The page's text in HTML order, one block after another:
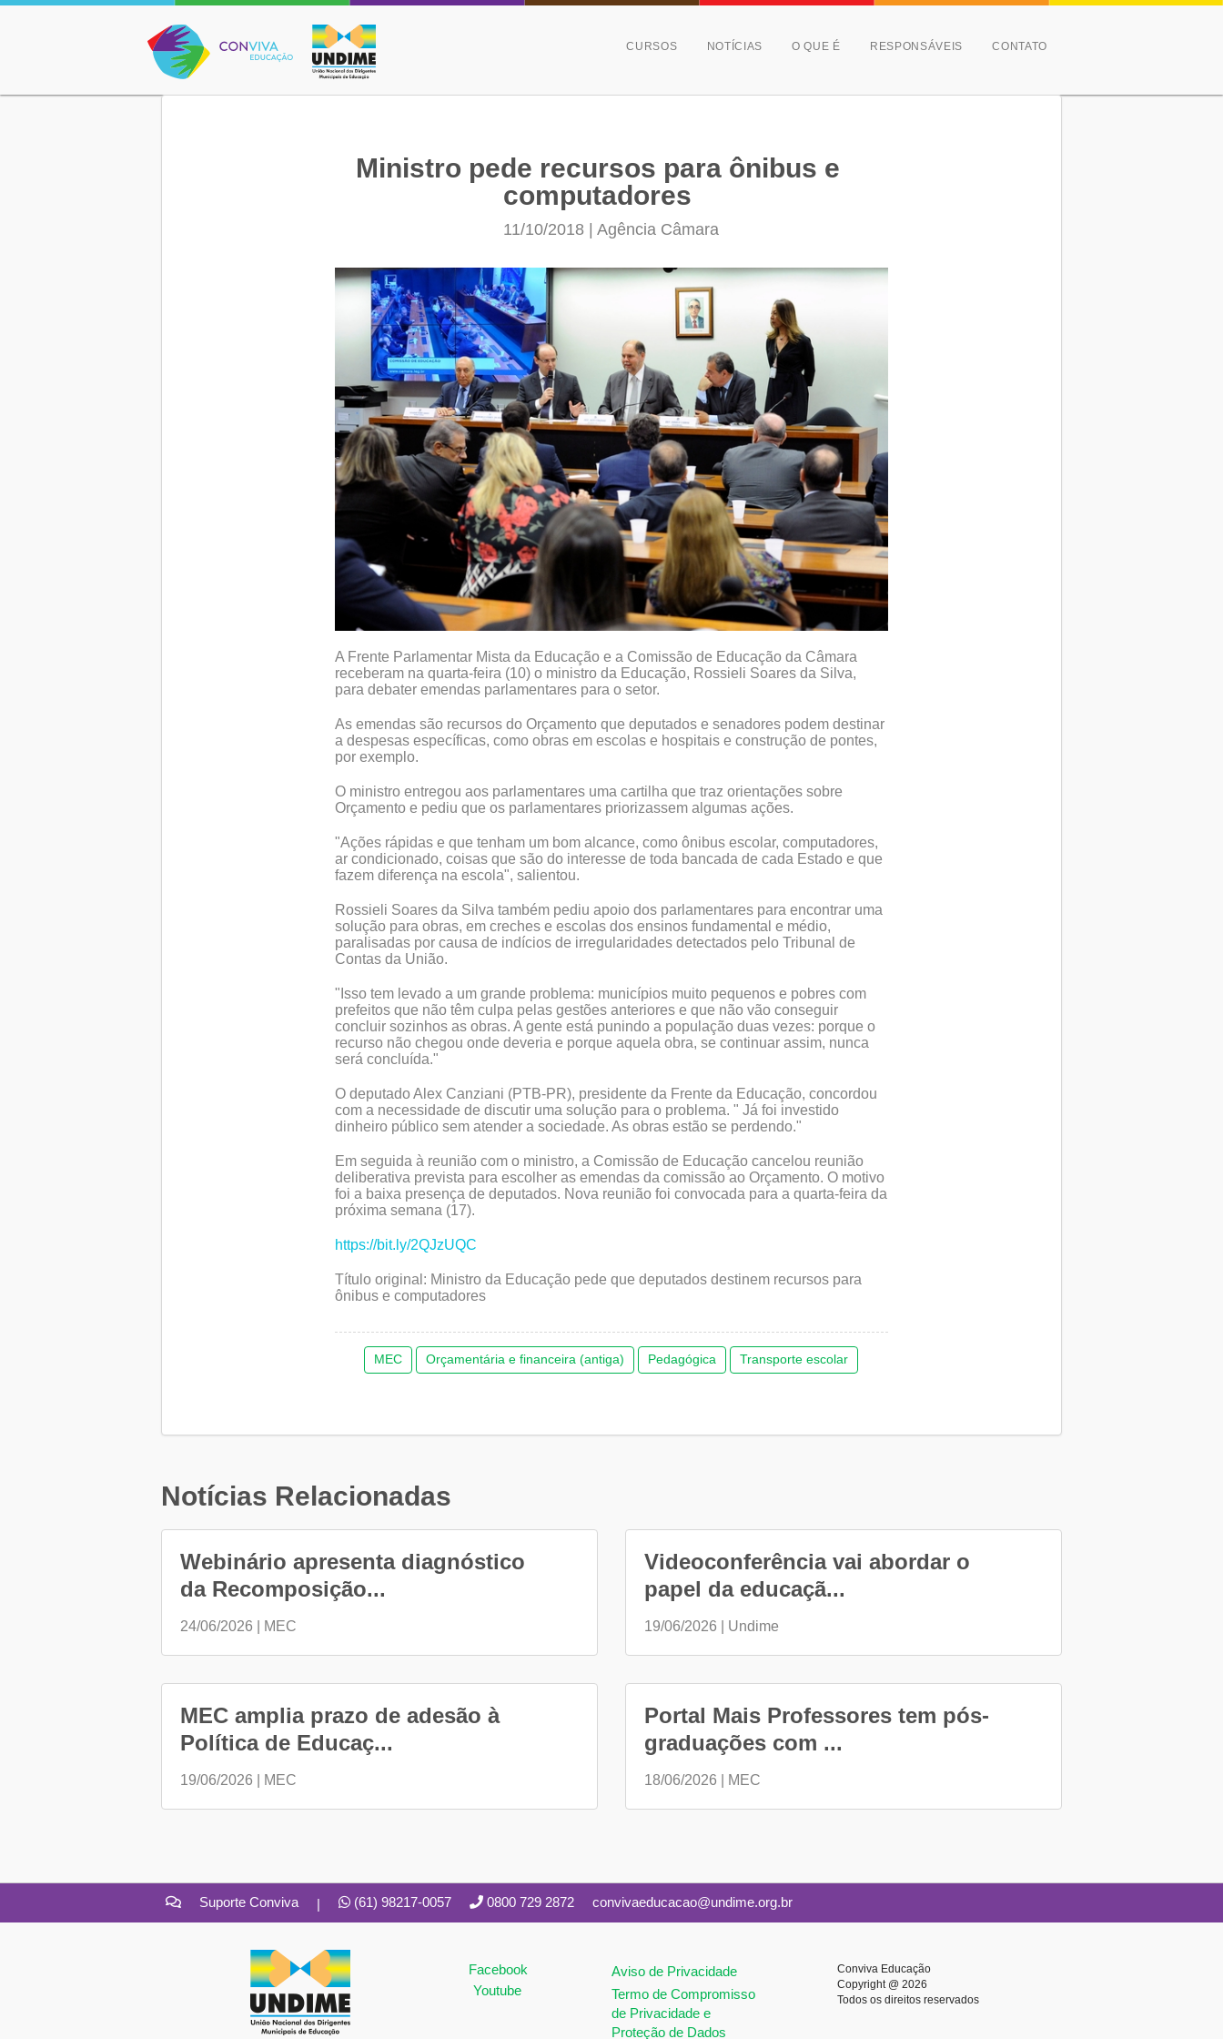
Conviva Educação
CURSOS NOTÍCIAS O QUE É RESPONSÁVEIS CONTATO
Ministro pede recursos para ônibus e
computadores
11/10/2018 | Agência Câmara
A Frente Parlamentar Mista da Educação e a Comissão de Educação da Câmara
receberam na quarta-feira (10) o ministro da Educação, Rossieli Soares da Silva,
para debater emendas parlamentares para o setor.
As emendas são recursos do Orçamento que deputados e senadores podem destinar
a despesas específicas, como obras em escolas e hospitais e construção de pontes,
por exemplo.
O ministro entregou aos parlamentares uma cartilha que traz orientações sobre
Orçamento e pediu que os parlamentares priorizassem algumas ações.
"Ações rápidas e que tenham um bom alcance, como ônibus escolar, computadores,
ar condicionado, coisas que são do interesse de toda bancada de cada Estado e que
fazem diferença na escola", salientou.
Rossieli Soares da Silva também pediu apoio dos parlamentares para encontrar uma
solução para obras, em creches e escolas dos ensinos fundamental e médio,
paralisadas por causa de indícios de irregularidades detectados pelo Tribunal de
Contas da União.
"Isso tem levado a um grande problema: municípios muito pequenos e pobres com
prefeitos que não têm culpa pelas gestões anteriores e que não vão conseguir
concluir sozinhos as obras. A gente está punindo a população duas vezes: porque o
recurso não chegou onde deveria e porque aquela obra, se continuar assim, nunca
será concluída."
O deputado Alex Canziani (PTB-PR), presidente da Frente da Educação, concordou
com a necessidade de discutir uma solução para o problema. " Já foi investido
dinheiro público sem atender a sociedade. As obras estão se perdendo."
Em seguida à reunião com o ministro, a Comissão de Educação cancelou reunião
deliberativa prevista para escolher as emendas da comissão ao Orçamento. O motivo
foi a baixa presença de deputados. Nova reunião foi convocada para a quarta-feira da
próxima semana (17).
https://bit.ly/2QJzUQC
Título original: Ministro da Educação pede que deputados destinem recursos para
ônibus e computadores
MEC Orçamentária e financeira (antiga) Pedagógica Transporte escolar
Notícias Relacionadas
Webinário apresenta diagnóstico
da Recomposição...
24/06/2026 | MEC
Videoconferência vai abordar o
papel da educaçã...
19/06/2026 | Undime
MEC amplia prazo de adesão à
Política de Educaç...
19/06/2026 | MEC
Portal Mais Professores tem pós-
graduações com ...
18/06/2026 | MEC
Suporte Conviva | (61) 98217-0057 0800 729 2872 convivaeducacao@undime.org.br
UNDIME
Facebook
Youtube
Aviso de Privacidade
Termo de Compromisso
de Privacidade e
Proteção de Dados
Conviva Educação
Copyright @ 2026
Todos os direitos reservados